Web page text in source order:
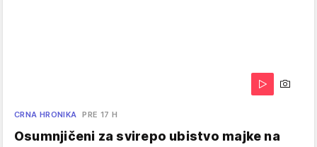
CRNA HRONIKA PRE 17 H
Osumnjičeni za svirepo ubistvo majke na